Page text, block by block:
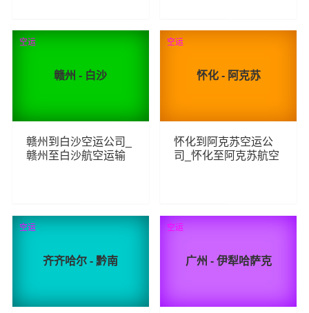
117 查看详细 170 查看详细
赣州 - 白沙
赣州到白沙空运公司_
赣州至白沙航空运输
116 查看详细
空运
怀化 - 阿克苏
怀化到阿克苏空运公
司_怀化至阿克苏航空
108 查看详细
空运
齐齐哈尔 - 黔南
空运
广州 - 伊犁哈萨克
空运